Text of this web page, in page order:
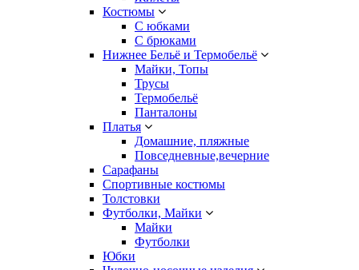
Костюмы
С юбками
С брюками
Нижнее Бельё и Термобельё
Майки, Топы
Трусы
Термобельё
Панталоны
Платья
Домашние, пляжные
Повседневные,вечерние
Сарафаны
Спортивные костюмы
Толстовки
Футболки, Майки
Майки
Футболки
Юбки